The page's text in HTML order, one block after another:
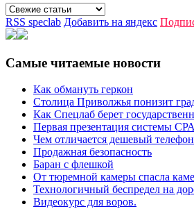
RSS speclab Добавить на яндекс
Самые читаемые новости
Как обмануть геркон
Столица Приволжья понизит
Как Спецлаб берет
Первая презентация системы
Чем отличается дешевый
Продажная безопасность
Баран с флешкой
От тюремной камеры спасла
Технологичный беспредел на
Видеокурс для воров.